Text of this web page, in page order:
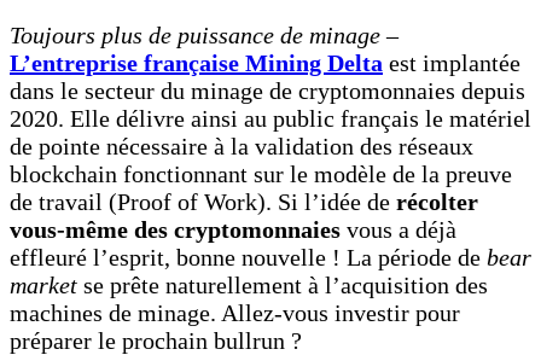
Toujours plus de puissance de minage–
L’entreprise française Mining Delta est implantée
dans le secteur du minage de cryptomonnaies depuis
2020. Elle délivre ainsi au public français le matériel
de pointe nécessaire à la validation des réseaux
blockchain fonctionnant sur le modèle de la preuve
de travail (Proof of Work). Si l’idée de récolter
vous-même des cryptomonnaies vous a déjà
effleuré l’esprit, bonne nouvelle ! La période de bear
market se prête naturellement à l’acquisition des
machines de minage. Allez-vous investir pour
préparer le prochain bullrun ?